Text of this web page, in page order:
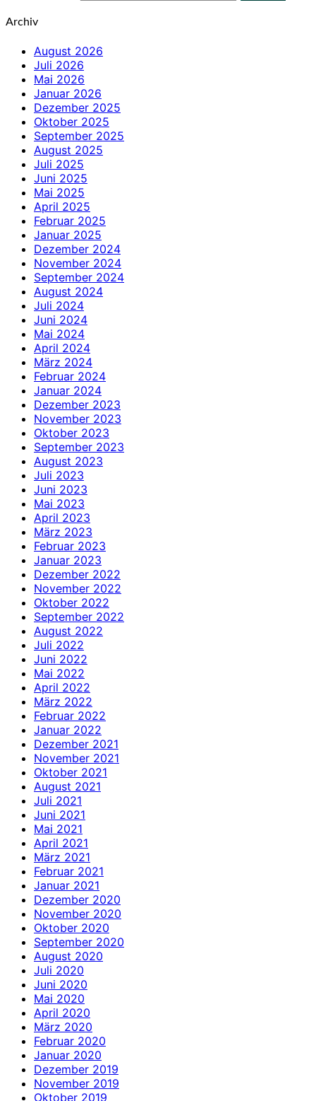
Archiv
August 2026
Juli 2026
Mai 2026
Januar 2026
Dezember 2025
Oktober 2025
September 2025
August 2025
Juli 2025
Juni 2025
Mai 2025
April 2025
Februar 2025
Januar 2025
Dezember 2024
November 2024
September 2024
August 2024
Juli 2024
Juni 2024
Mai 2024
April 2024
März 2024
Februar 2024
Januar 2024
Dezember 2023
November 2023
Oktober 2023
September 2023
August 2023
Juli 2023
Juni 2023
Mai 2023
April 2023
März 2023
Februar 2023
Januar 2023
Dezember 2022
November 2022
Oktober 2022
September 2022
August 2022
Juli 2022
Juni 2022
Mai 2022
April 2022
März 2022
Februar 2022
Januar 2022
Dezember 2021
November 2021
Oktober 2021
August 2021
Juli 2021
Juni 2021
Mai 2021
April 2021
März 2021
Februar 2021
Januar 2021
Dezember 2020
November 2020
Oktober 2020
September 2020
August 2020
Juli 2020
Juni 2020
Mai 2020
April 2020
März 2020
Februar 2020
Januar 2020
Dezember 2019
November 2019
Oktober 2019